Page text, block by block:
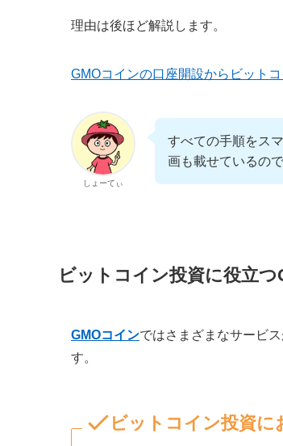
理由は後ほど解説します。
GMOコインの口座開設からビット
しょーてぃ
すべての手順をス
画も載せているの
ビットコイン投資に役立
GMOコインではさまざまなサービ
す。
ビットコイン投資